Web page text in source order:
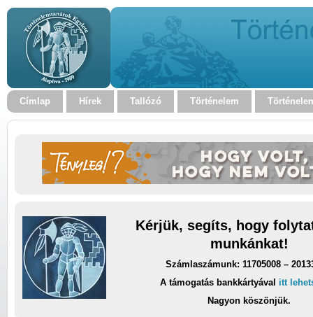
Címlap Hírek Tallózó Történelem
Kérjük, segíts, hogy
munkánkat!
Számlaszámunk: 11705008 –
A támogatás bankkártyával itt
Nagyon köszönjük.